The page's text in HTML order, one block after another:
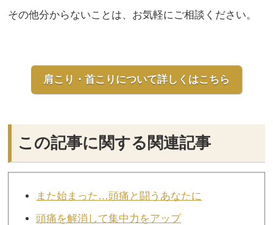
その他分からないことは、お気軽にご相談ください。
肩こり・首こりについて詳しくはこちら
この記事に関する関連記事
また始まった…頭痛と闘うあなたに
頭痛を解消して集中力をアップ